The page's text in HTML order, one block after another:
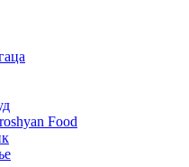
Food